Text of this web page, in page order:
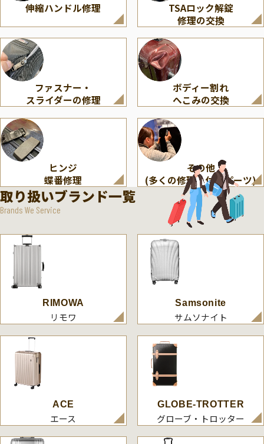
伸縮ハンドル修理
TSAロック解錠
修理の交換
ファスナー・
スライダーの修理
ボディー割れ
へこみの交換
ヒンジ
蝶番修理
その他
(多くの修理・付属パーツ)
取り扱いブランド一覧
Brands We Service
RIMOWA
リモワ
Samsonite
サムソナイト
ACE
エース
GLOBE-TROTTER
グローブ・トロッター